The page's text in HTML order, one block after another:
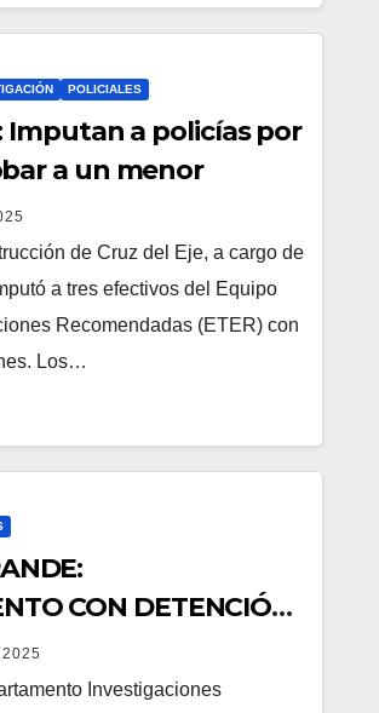
POLICIALES
Imputan a policías por
a un menor
de Cruz del Eje, a cargo de
a tres efectivos del Equipo
Recomendadas (ETER) con
Los…
CON DETENCIÓN
DE ELEMENTOS
Investigaciones